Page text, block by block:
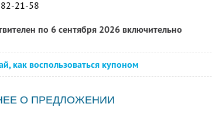
21-58
по 6 сентября 2026 включительно
как воспользоваться купоном
О ПРЕДЛОЖЕНИИ